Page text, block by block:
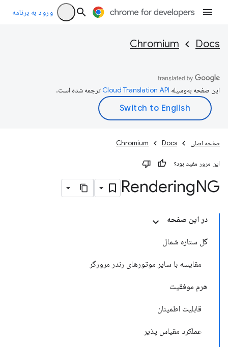
ورود به برنامه
Docs
Chromium
این صفحه به‌وسیله ترجمه شده است.
صفحه اصلی Docs
Chromium
این مرور مفید بود؟
RenderingNG
در این صفحه
گل ستاره شمال
مقایسه با سایر موتورهای رندر مرورگر
هرم موفقیت
قابلیت اطمینان
عملکرد مقیاس پذیر